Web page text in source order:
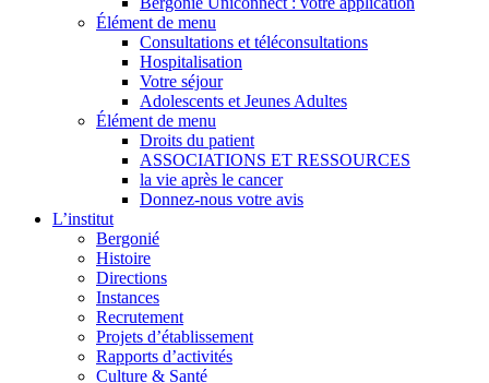
Élément de menu
Consultations et téléconsultations
Hospitalisation
Votre séjour
Adolescents et Jeunes Adultes
Élément de menu
Droits du patient
ASSOCIATIONS ET RESSOURCES
la vie après le cancer
Donnez-nous votre avis
L’institut
Bergonié
Histoire
Directions
Instances
Recrutement
Projets d’établissement
Rapports d’activités
Culture & Santé